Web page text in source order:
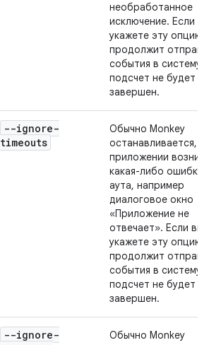
необработанное
исключение. Если вы
укажете эту опцию,
продолжит
события в систему,
подсчет не будет
завершен.
--ignore-
timeouts
Обычно Monkey
останавливается,
приложении
какая-либо ошибка
аута, например
диалоговое окно
«Приложение не
отвечает». Если вы
укажете эту опцию,
продолжит
события в систему,
подсчет не будет
завершен.
--ignore-
Обычно Monkey